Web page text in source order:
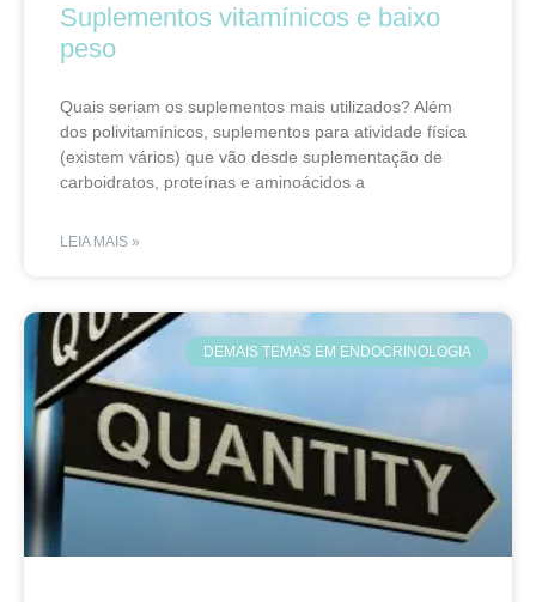
Suplementos vitamínicos e baixo
peso
Quais seriam os suplementos mais utilizados? Além
dos polivitamínicos, suplementos para atividade física
(existem vários) que vão desde suplementação de
carboidratos, proteínas e aminoácidos a
LEIA MAIS »
DEMAIS TEMAS EM ENDOCRINOLOGIA